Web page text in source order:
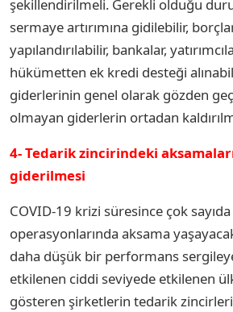
şekillendirilmeli. Gerekli olduğu
sermaye artırımına gidilebilir,
yapılandırılabilir, bankalar,
hükümetten ek kredi desteği
giderlerinin genel olarak gözden
olmayan giderlerin ortadan
4- Tedarik zincirindeki
giderilmesi
COVID-19 krizi süresince çok
operasyonlarında aksama
daha düşük bir performans
etkilenen ciddi seviyede etkilenen
gösteren şirketlerin tedarik